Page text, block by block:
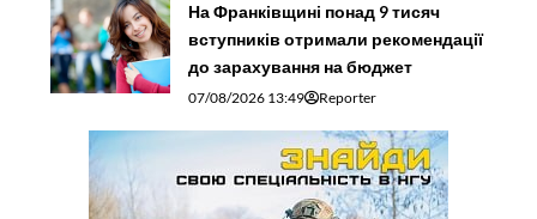
На Франківщині понад 9 тисяч
вступників отримали рекомендації
до зарахування на бюджет
07/08/2026 13:49 Reporter